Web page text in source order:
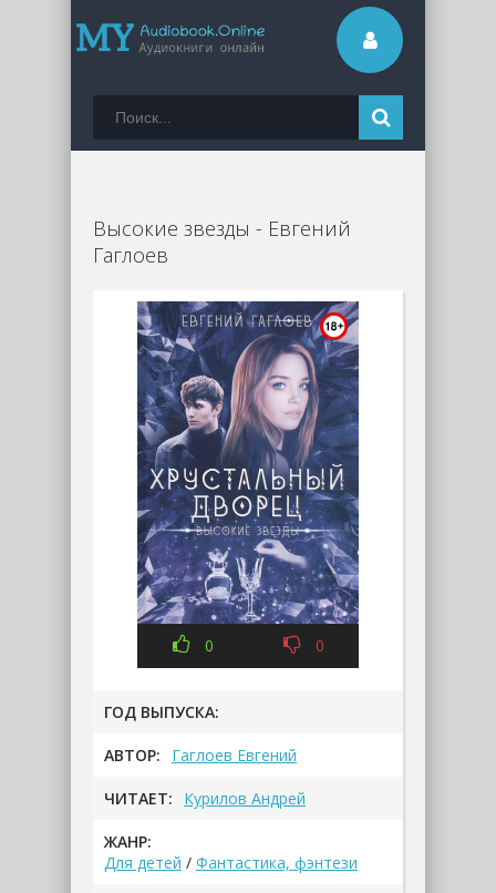
Высокие звезды - Евгений
Гаглоев
0 0
ГОД ВЫПУСКА:
АВТОР: Гаглоев Евгений
ЧИТАЕТ: Курилов Андрей
ЖАНР:
Для детей / Фантастика, фэнтези